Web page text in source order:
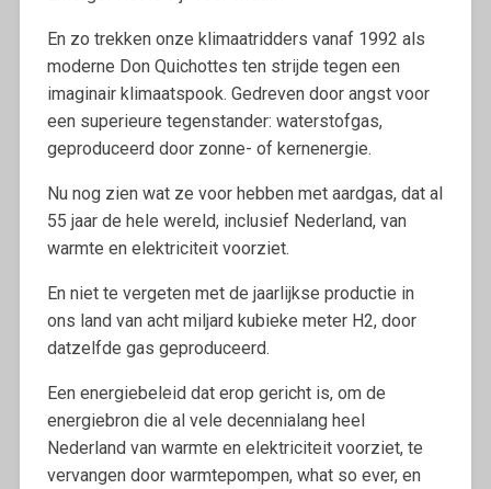
En zo trekken onze klimaatridders vanaf 1992 als
moderne Don Quichottes ten strijde tegen een
imaginair klimaatspook. Gedreven door angst voor
een superieure tegenstander: waterstofgas,
geproduceerd door zonne- of kernenergie.
Nu nog zien wat ze voor hebben met aardgas, dat al
55 jaar de hele wereld, inclusief Nederland, van
warmte en elektriciteit voorziet.
En niet te vergeten met de jaarlijkse productie in
ons land van acht miljard kubieke meter H2, door
datzelfde gas geproduceerd.
Een energiebeleid dat erop gericht is, om de
energiebron die al vele decennialang heel
Nederland van warmte en elektriciteit voorziet, te
vervangen door warmtepompen, what so ever, en